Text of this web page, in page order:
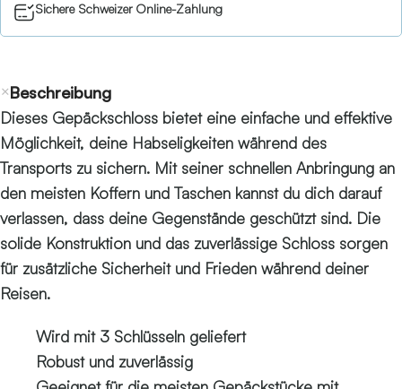
Sichere Schweizer Online-Zahlung
Beschreibung
Dieses Gepäckschloss bietet eine einfache und effektive
Möglichkeit, deine Habseligkeiten während des
Transports zu sichern. Mit seiner schnellen Anbringung an
den meisten Koffern und Taschen kannst du dich darauf
verlassen, dass deine Gegenstände geschützt sind. Die
solide Konstruktion und das zuverlässige Schloss sorgen
für zusätzliche Sicherheit und Frieden während deiner
Reisen.
Wird mit 3 Schlüsseln geliefert
Robust und zuverlässig